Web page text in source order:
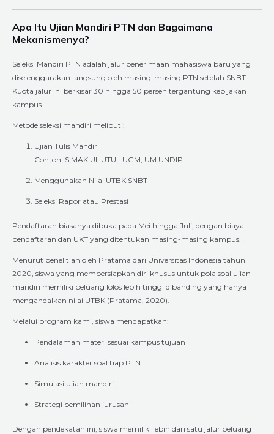
Apa Itu Ujian Mandiri PTN dan Bagaimana
Mekanismenya?
Seleksi Mandiri PTN adalah jalur penerimaan mahasiswa baru yang
diselenggarakan langsung oleh masing-masing PTN setelah SNBT.
Kuota jalur ini berkisar 30 hingga 50 persen tergantung kebijakan
kampus.
Metode seleksi mandiri meliputi:
Ujian Tulis Mandiri
Contoh: SIMAK UI, UTUL UGM, UM UNDIP
Menggunakan Nilai UTBK SNBT
Seleksi Rapor atau Prestasi
Pendaftaran biasanya dibuka pada Mei hingga Juli, dengan biaya
pendaftaran dan UKT yang ditentukan masing-masing kampus.
Menurut penelitian oleh Pratama dari Universitas Indonesia tahun
2020, siswa yang mempersiapkan diri khusus untuk pola soal ujian
mandiri memiliki peluang lolos lebih tinggi dibanding yang hanya
mengandalkan nilai UTBK (Pratama, 2020).
Melalui program kami, siswa mendapatkan:
Pendalaman materi sesuai kampus tujuan
Analisis karakter soal tiap PTN
Simulasi ujian mandiri
Strategi pemilihan jurusan
Dengan pendekatan ini, siswa memiliki lebih dari satu jalur peluang